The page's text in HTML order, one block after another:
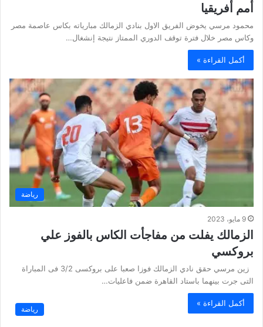
أمم أفريقيا
محمود مرسي يخوض الفريق الاول بنادي الزمالك مبارياته بكاس عاصمة مصر
وكاس مصر خلال فترة توقف الدوري الممتاز نتيجة إنشغال…
أكمل القراءة »
رياضة
9 مايو، 2023
الزمالك يفلت من مفاجأت الكاس بالفوز علي
بروكسي
زين مرسي حقق نادي الزمالك فوزا صعبا على بروكسى 3/2 فى المباراة
التى جرت بينهما باستاد القاهرة ضمن فاعليات…
أكمل القراءة »
رياضة